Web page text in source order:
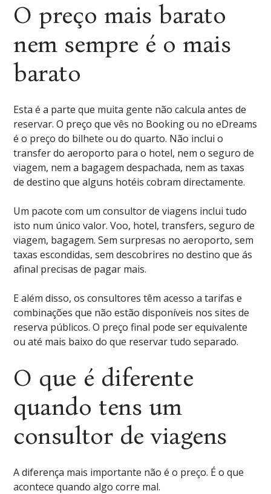
O preço mais barato
nem sempre é o mais
barato
Esta é a parte que muita gente não calcula antes de
reservar. O preço que vês no Booking ou no eDreams
é o preço do bilhete ou do quarto. Não inclui o
transfer do aeroporto para o hotel, nem o seguro de
viagem, nem a bagagem despachada, nem as taxas
de destino que alguns hotéis cobram directamente.
Um pacote com um consultor de viagens inclui tudo
isto num único valor. Voo, hotel, transfers, seguro de
viagem, bagagem. Sem surpresas no aeroporto, sem
taxas escondidas, sem descobrires no destino que ás
afinal precisas de pagar mais.
E além disso, os consultores têm acesso a tarifas e
combinações que não estão disponíveis nos sites de
reserva públicos. O preço final pode ser equivalente
ou até mais baixo do que reservar tudo separado.
O que é diferente
quando tens um
consultor de viagens
A diferença mais importante não é o preço. É o que
acontece quando algo corre mal.